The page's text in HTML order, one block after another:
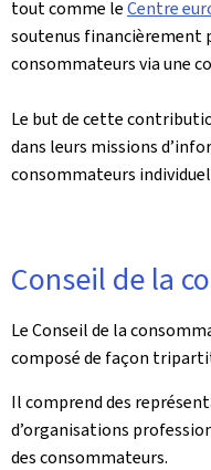
tout comme leCentre
soutenus financièrement
consommateurs via une
Le but de cette
dans leurs missions
consommateurs
Conseil de la
Le Conseil de la
composé de façon
Il comprend des
d’organisations
des consommateurs.